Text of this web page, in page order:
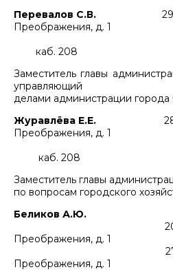
Перевалов С.В.
29
Преображения, д. 1
каб. 208
Заместитель главы
управляющий
делами администрации
Журавлёва Е.Е.
28
Преображения, д. 1
каб. 208
Заместитель главы
по вопросам городского
Беликов А.Ю.
20 16.00-
Преображения, д. 1
27 16.00-
Преображения, д. 1